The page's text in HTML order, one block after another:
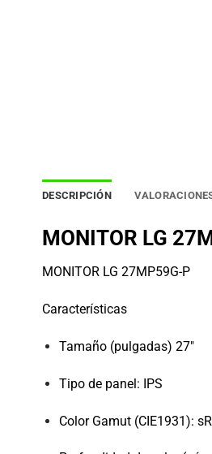
DESCRIPCIÓN
MONITOR LG
MONITOR LG 27MP59G-P
Características
Tamaño (pulgadas) 27″
Tipo de panel: IPS
Color Gamut (CIE1931):